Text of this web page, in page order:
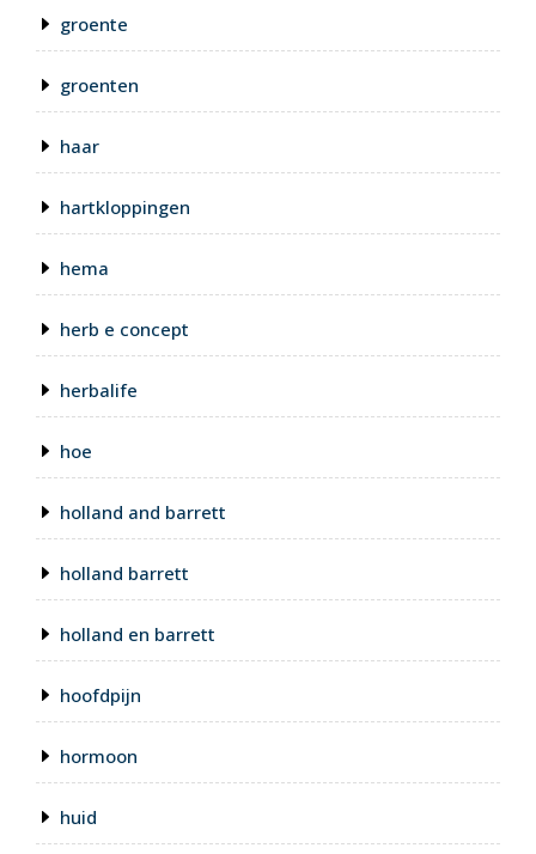
groente
groenten
haar
hartkloppingen
hema
herb e concept
herbalife
hoe
holland and barrett
holland barrett
holland en barrett
hoofdpijn
hormoon
huid